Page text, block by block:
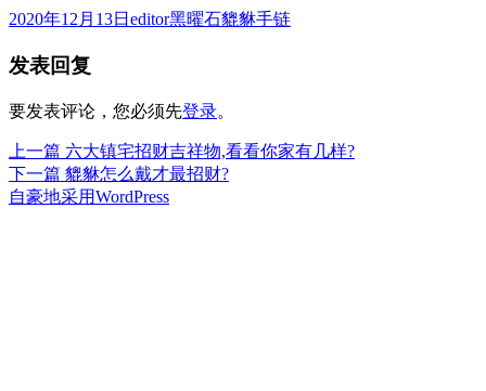
发
于
2020年12月13日 作
editor分
黑曜石貔貅手链
发表回复
要发表评论，您必须先登录。
文
章
上一篇 上
篇
文
六大镇宅招财吉祥物,看看你家有几样?
下一篇 下
篇
貔貅怎么戴才最招财?
自豪地采用WordPress